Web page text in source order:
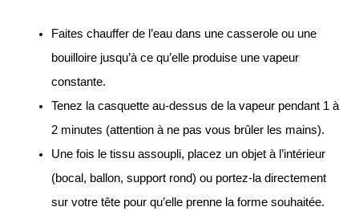
Faites chauffer de l’eau dans une casserole ou une
bouilloire jusqu’à ce qu’elle produise une vapeur
constante.
Tenez la casquette au-dessus de la vapeur pendant 1 à
2 minutes (attention à ne pas vous brûler les mains).
Une fois le tissu assoupli, placez un objet à l’intérieur
(bocal, ballon, support rond) ou portez-la directement
sur votre tête pour qu’elle prenne la forme souhaitée.